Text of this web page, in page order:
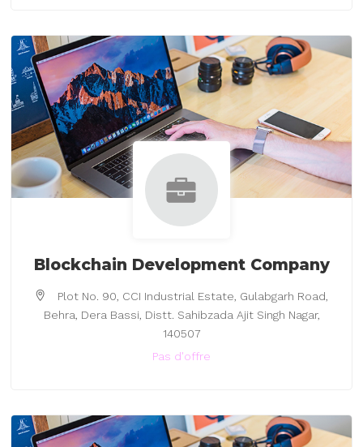
Blockchain Development Company
Plot No. 90, CCI Industrial Estate, Gulabgarh Road,
Behra, Dera Bassi, Distt. Sahibzada Ajit Singh Nagar,
140507
Pas d'offre